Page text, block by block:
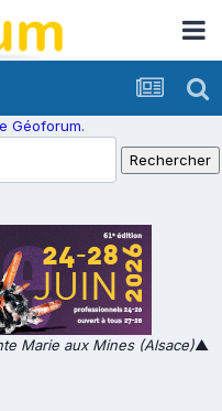
Géoforum.
Marie aux Mines (Alsace)▲